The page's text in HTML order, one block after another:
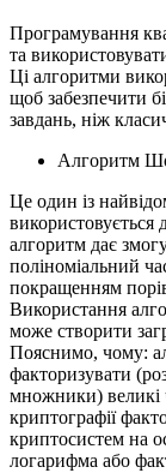
Програмування
та
Ці алгоритми
щоб забезпечити
завдань, ніж
Алгоритм
Це один із
використовується
алгоритм дає
поліноміальний
покращенням
Використання
може створити
Пояснимо, чому:
факторизувати
множники) великі
криптографії
криптосистем на
логарифма або